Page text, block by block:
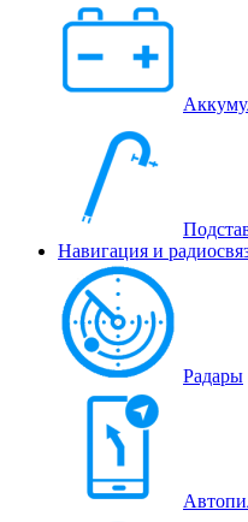
Навигация и
Радары